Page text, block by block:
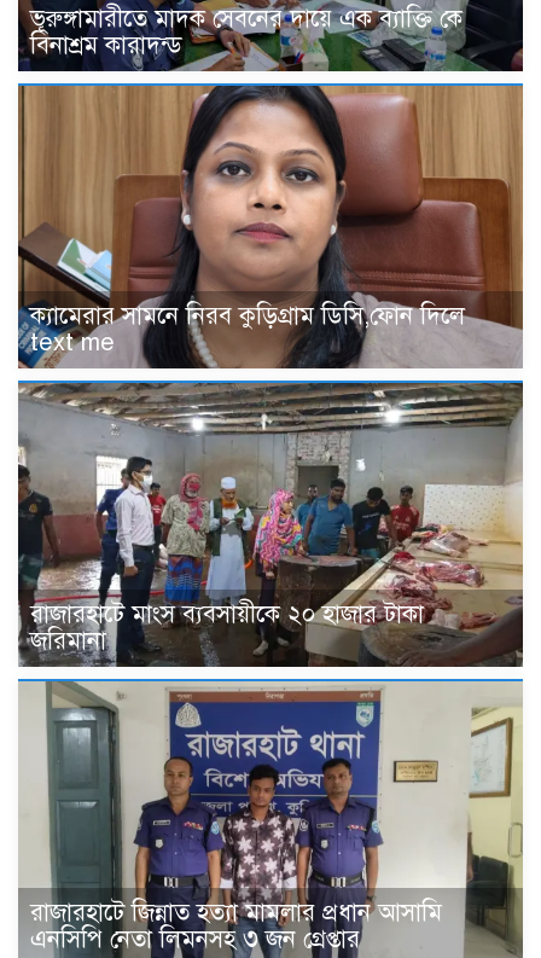
ভূরুঙ্গামারীতে মাদক সেবনের দায়ে এক ব্যাক্তি কে
বিনাশ্রম কারাদন্ড
‎ক্যামেরার সামনে নিরব কুড়িগ্রাম ডিসি,ফোন দিলে
text me
রাজারহাটে মাংস ব্যবসায়ীকে ২০ হাজার টাকা
জরিমানা
রাজারহাটে জিন্নাত হত্যা মামলার প্রধান আসামি
এনসিপি নেতা লিমনসহ ৩ জন গ্রেপ্তার